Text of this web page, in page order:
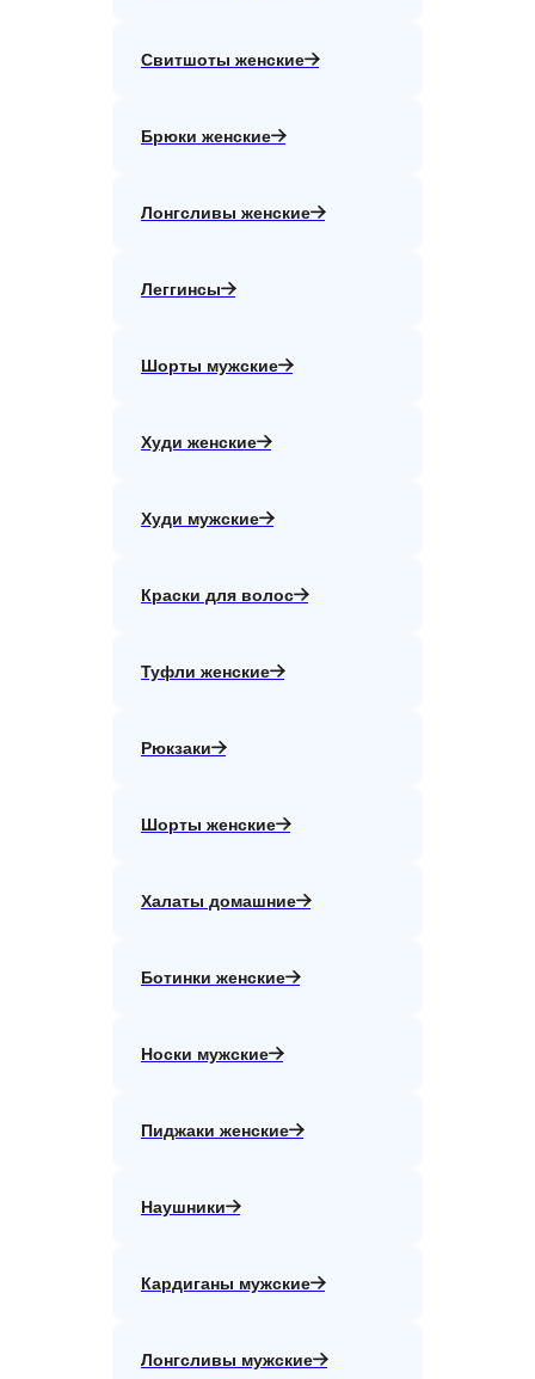
Свитшоты женские
Брюки женские
Лонгсливы женские
Леггинсы
Шорты мужские
Худи женские
Худи мужские
Краски для волос
Туфли женские
Рюкзаки
Шорты женские
Халаты домашние
Ботинки женские
Носки мужские
Пиджаки женские
Наушники
Кардиганы мужские
Лонгсливы мужские